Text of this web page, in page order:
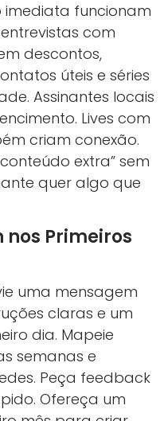
funcionam
com
descontos,
úteis e séries
Assinantes locais
Lives com
criam conexão.
extra” sem
quer algo que
nos Primeiros
uma mensagem
claras e um
dia. Mapeie
semanas e
Peça feedback
Ofereça um